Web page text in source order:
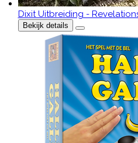
Dixit Uitbreiding -
Bekijk details